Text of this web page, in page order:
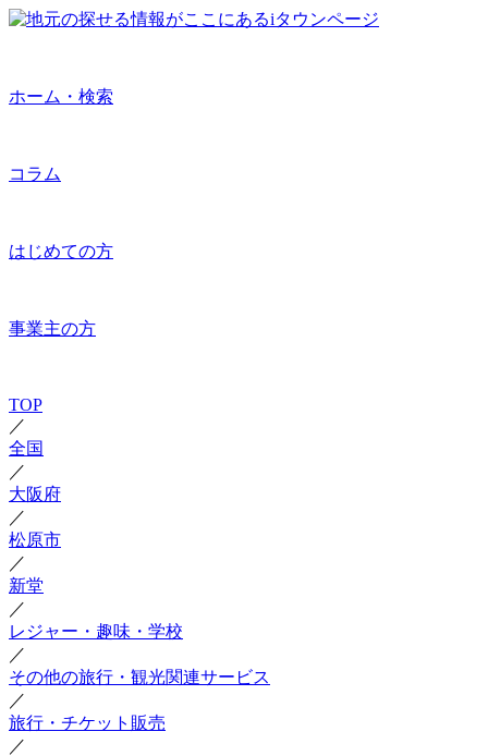
ホーム・検索
コラム
はじめての方
事業主の方
TOP
／
全国
／
大阪府
／
松原市
／
新堂
／
レジャー・趣味・学校
／
その他の旅行・観光関連サービス
／
旅行・チケット販売
／